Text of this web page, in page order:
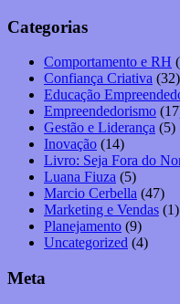
Categorias
Comportamento e RH
Confiança Criativa (32)
Educação
Empreendedorismo
Gestão e Liderança (5)
Inovação (14)
Livro: Seja Fora do
Luana Fiuza (5)
Marcio Cerbella (47)
Marketing e Vendas (1)
Planejamento (9)
Uncategorized (4)
Meta